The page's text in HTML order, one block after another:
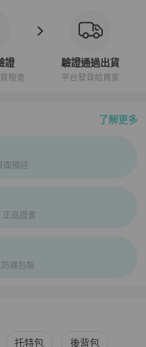
證
檢查
驗證通過出貨
平台發貨給買家
了解更多
檢驗流程介紹
面描述
正品證書
護包裝
托特包 後背包